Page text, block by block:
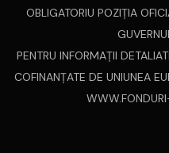
OBLIGATORIU POZIŢIA
PENTRU INFORMAŢII
COFINANŢATE DE UNIUNEA